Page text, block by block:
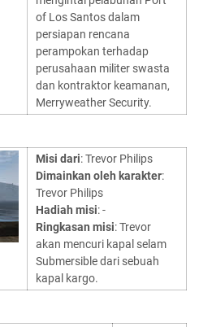
of Los Santos dalam
persiapan rencana
perampokan terhadap
perusahaan militer swasta
dan kontraktor keamanan,
Merryweather Security.
Misi dari: Trevor Philips
Dimainkan oleh karakter:
Trevor Philips
Hadiah misi: -
Ringkasan misi: Trevor
akan mencuri kapal selam
Submersible dari sebuah
kapal kargo.